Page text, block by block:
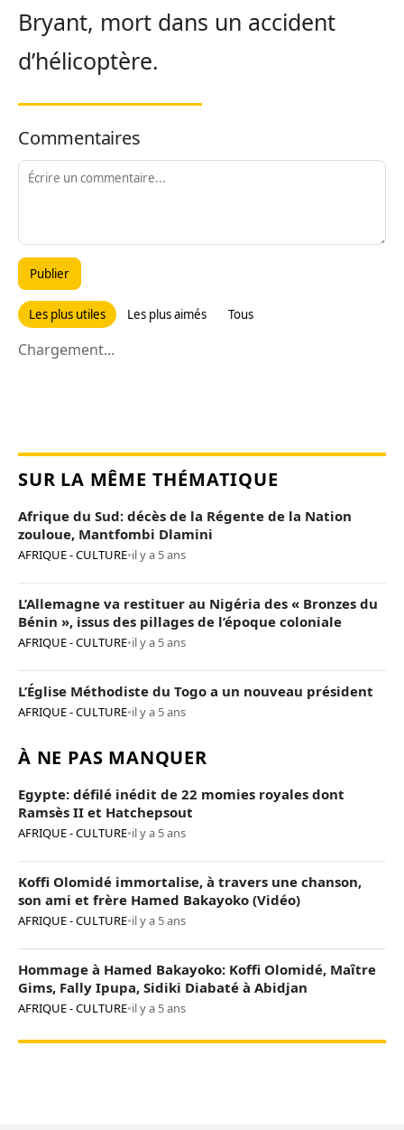
Bryant, mort dans un accident
d’hélicoptère.
Commentaires
Publier
Les plus utiles Les plus aimés Tous
Chargement...
SUR LA MÊME THÉMATIQUE
Afrique du Sud: décès de la Régente de la Nation
zouloue, Mantfombi Dlamini
AFRIQUE - CULTURE•il y a 5 ans
L’Allemagne va restituer au Nigéria des « Bronzes du
Bénin », issus des pillages de l’époque coloniale
AFRIQUE - CULTURE•il y a 5 ans
L’Église Méthodiste du Togo a un nouveau président
AFRIQUE - CULTURE•il y a 5 ans
À NE PAS MANQUER
Egypte: défilé inédit de 22 momies royales dont
Ramsès II et Hatchepsout
AFRIQUE - CULTURE•il y a 5 ans
Koffi Olomidé immortalise, à travers une chanson,
son ami et frère Hamed Bakayoko (Vidéo)
AFRIQUE - CULTURE•il y a 5 ans
Hommage à Hamed Bakayoko: Koffi Olomidé, Maître
Gims, Fally Ipupa, Sidiki Diabaté à Abidjan
AFRIQUE - CULTURE•il y a 5 ans